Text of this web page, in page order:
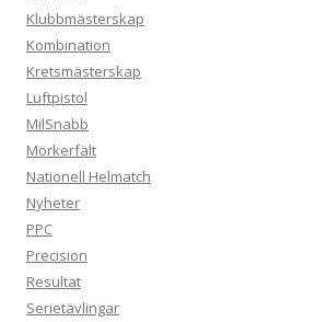
Klubbmästerskap
Kombination
Kretsmästerskap
Luftpistol
MilSnabb
Mörkerfält
Nationell Helmatch
Nyheter
PPC
Precision
Resultat
Serietävlingar